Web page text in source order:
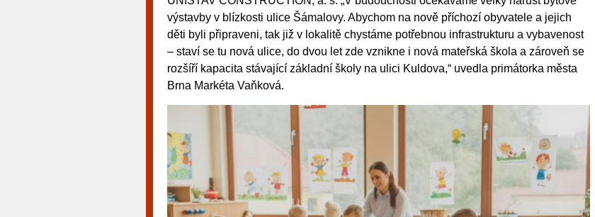
výstavby v blízkosti ulice Šámalovy. Abychom na nově příchozí obyvatele a jejich
děti byli připraveni, tak již v lokalitě chystáme potřebnou infrastrukturu a vybavenost
– staví se tu nová ulice, do dvou let zde vznikne i nová mateřská škola a zároveň se
rozšíří kapacita stávající základní školy na ulici Kuldova,“ uvedla primátorka města
Brna Markéta Vaňková.
různé kasinové hry. V neustále kvetoucí moravské
metropoli naleznete širokou nabídku her od klasické
rulety až po moderní automaty jak pro pravidelné
návštěvníky, tak pro příležitostné hráče. V...
Celý článek...